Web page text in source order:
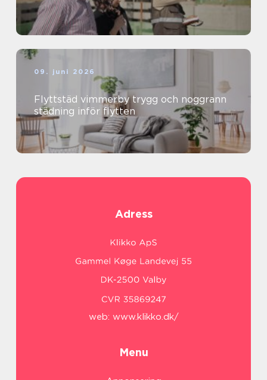
09. juni 2026
Flyttstäd vimmerby trygg och noggrann
städning inför flytten
Adress
web: www.klikko.dk/
Menu